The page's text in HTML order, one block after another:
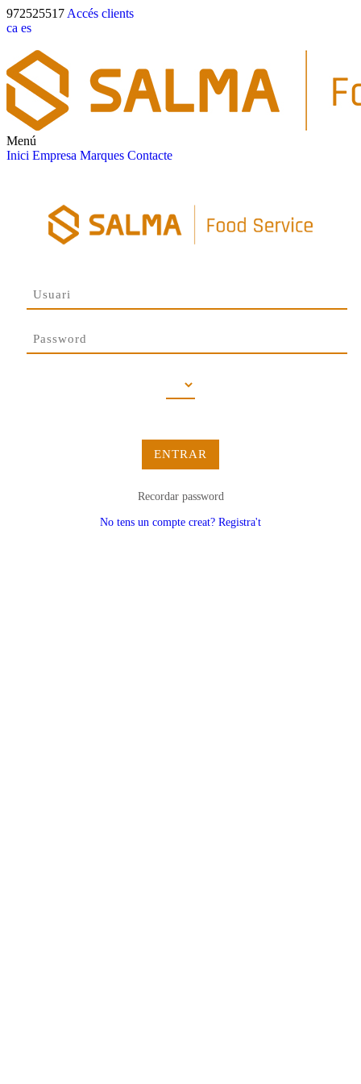
972525517 Accés clients
ca es
Menú
Inici Empresa Marques Contacte
ENTRAR
Recordar password
No tens un compte creat? Registra't